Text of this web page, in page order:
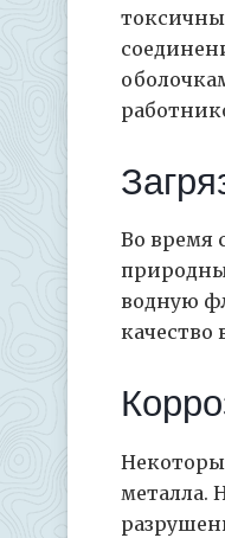
Во время
водную
качество
металла.